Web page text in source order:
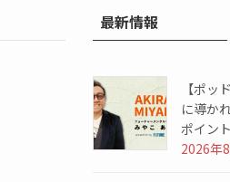
最新情報
【ポッ
に導か
ポイント
2026年